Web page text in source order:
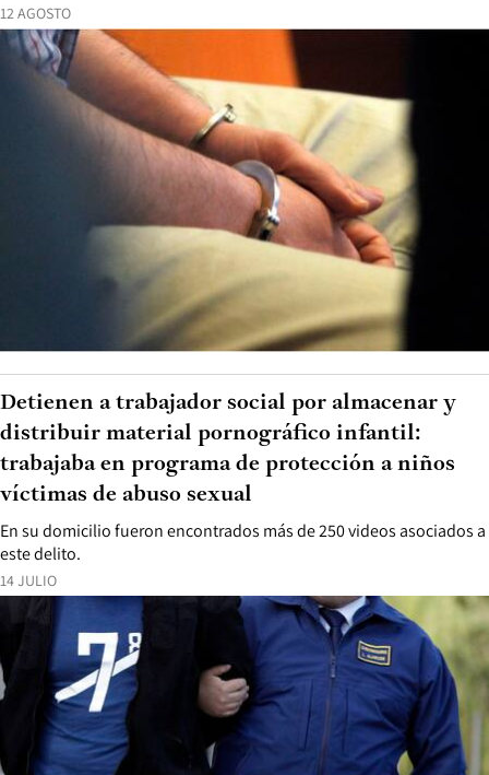
12 AGOSTO
14 JULIO
En su domicilio fueron encontrados más de 250 videos asociados a
este delito.
Detienen a trabajador social por almacenar y
distribuir material pornográfico infantil:
trabajaba en programa de protección a niños
víctimas de abuso sexual